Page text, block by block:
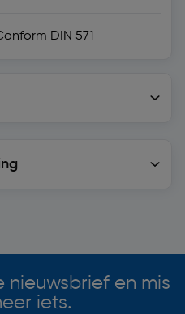
DIN 571
nieuwsbrief en mis
iets.